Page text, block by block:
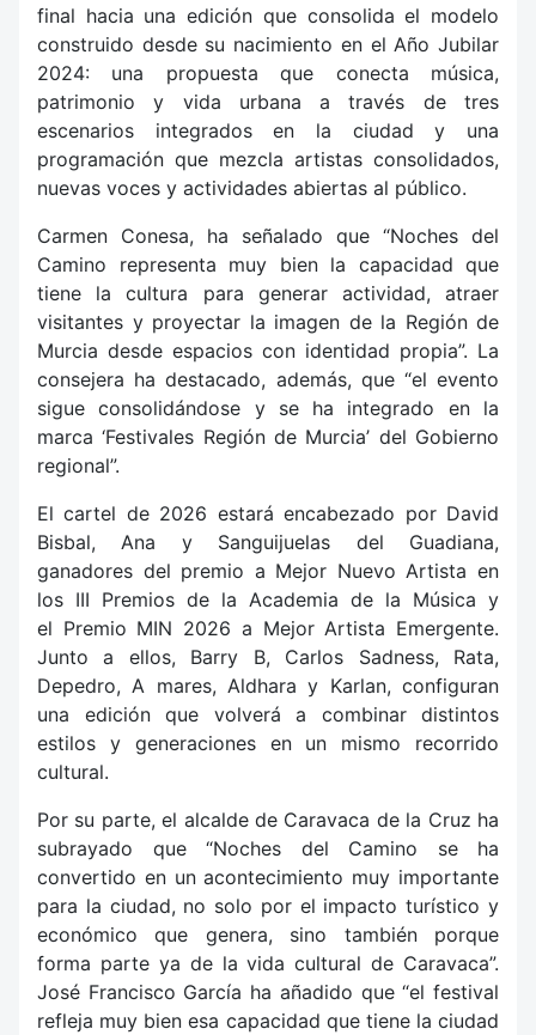
final hacia una edición que consolida el modelo
construido desde su nacimiento en el Año Jubilar
2024: una propuesta que conecta música,
patrimonio y vida urbana a través de tres
escenarios integrados en la ciudad y una
programación que mezcla artistas consolidados,
nuevas voces y actividades abiertas al público.
Carmen Conesa, ha señalado que “Noches del
Camino representa muy bien la capacidad que
tiene la cultura para generar actividad, atraer
visitantes y proyectar la imagen de la Región de
Murcia desde espacios con identidad propia”. La
consejera ha destacado, además, que “el evento
sigue consolidándose y se ha integrado en la
marca ‘Festivales Región de Murcia’ del Gobierno
regional”.
El cartel de 2026 estará encabezado por David
Bisbal, Ana y Sanguijuelas del Guadiana,
ganadores del premio a Mejor Nuevo Artista en
los III Premios de la Academia de la Música y
el Premio MIN 2026 a Mejor Artista Emergente.
Junto a ellos, Barry B, Carlos Sadness, Rata,
Depedro, A mares, Aldhara y Karlan, configuran
una edición que volverá a combinar distintos
estilos y generaciones en un mismo recorrido
cultural.
Por su parte, el alcalde de Caravaca de la Cruz ha
subrayado que “Noches del Camino se ha
convertido en un acontecimiento muy importante
para la ciudad, no solo por el impacto turístico y
económico que genera, sino también porque
forma parte ya de la vida cultural de Caravaca”.
José Francisco García ha añadido que “el festival
refleja muy bien esa capacidad que tiene la ciudad